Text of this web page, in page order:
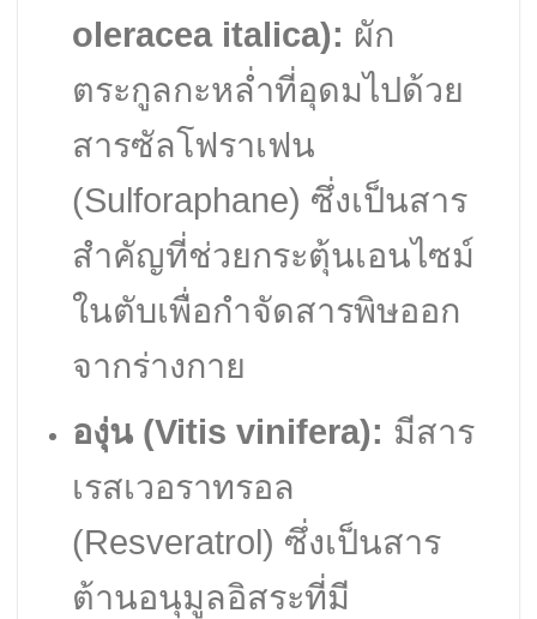
oleracea italica): ผัก
ตระกูลกะหล่ำที่อุดมไปด้วย
สารซัลโฟราเฟน
(Sulforaphane) ซึ่งเป็นสาร
สำคัญที่ช่วยกระตุ้นเอนไซม์
ในตับเพื่อกำจัดสารพิษออก
จากร่างกาย
องุ่น (Vitis vinifera): มีสาร
เรสเวอราทรอล
(Resveratrol) ซึ่งเป็นสาร
ต้านอนุมูลอิสระที่มี